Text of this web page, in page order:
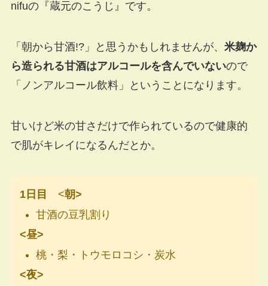
nifuの『蔵元のこうじ』です。
「朝から甘酒!?」と思うかもしれませんが、 米麹か
ら造られる甘酒はアルコールを含んでいないので
「ノンアルコール飲料」ということになります。
甘いけど米の甘さだけで作られているので健康的
で肌がキレイになるんだとか。
1日目 <朝>
甘酒の豆乳割り
<昼>
桃・梨・トウモロコシ・炭水
<夜>